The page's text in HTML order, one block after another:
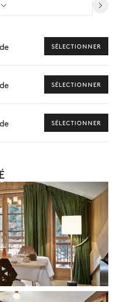
plat
peuvent varier selon la
Notre conciergerie
pour votre séjour.
SÉLECTIONNER
SÉLECTIONNER
SÉLECTIONNER